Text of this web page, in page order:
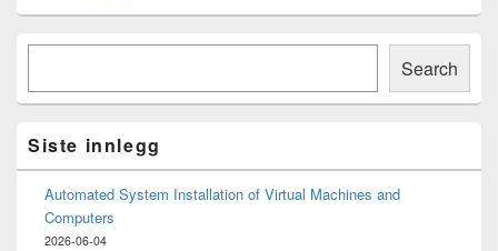
Primary
Area
Search
Siste innlegg
Automated System Installation of Virtual Machines and
Computers
2026-06-04